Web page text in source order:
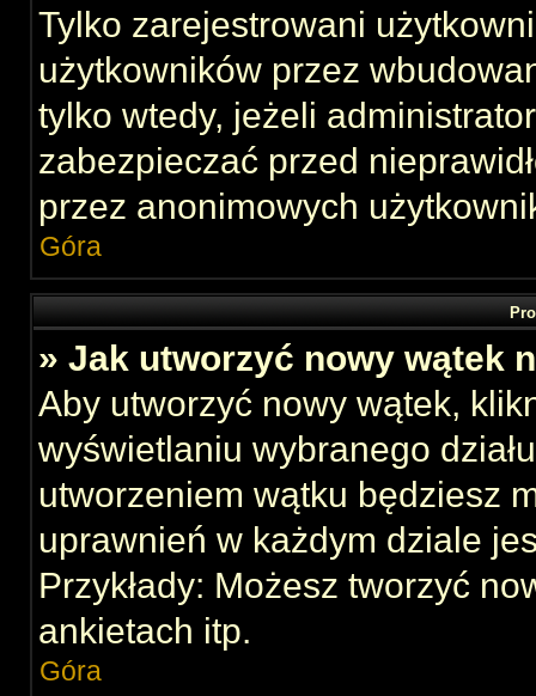
Tylko zarejestrowani
użytkowników przez
tylko wtedy, jeżeli
zabezpieczać przed
przez anonimowych
Góra
» Jak utworzyć nowy wątek
Aby utworzyć nowy wątek,
wyświetlaniu wybranego
utworzeniem wątku będziesz
uprawnień w każdym dziale
Przykłady: Możesz tworzyć
ankietach itp.
Góra